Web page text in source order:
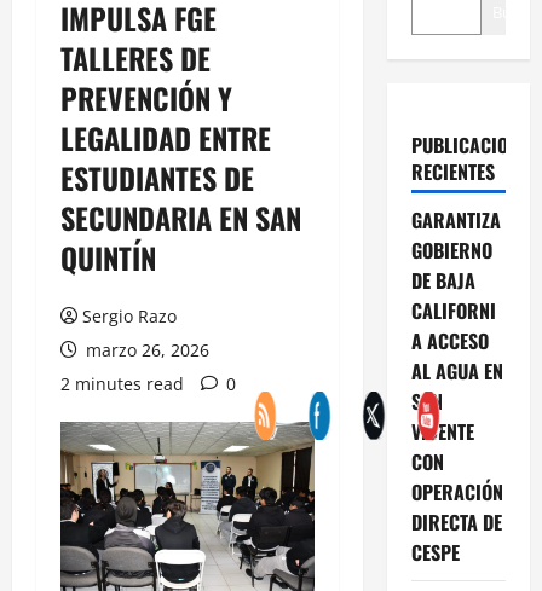
IMPULSA FGE
TALLERES DE
PREVENCIÓN Y
LEGALIDAD ENTRE
ESTUDIANTES DE
SECUNDARIA EN SAN
QUINTÍN
Sergio Razo
marzo 26, 2026
2 minutes read
0
PUBLICACIONES
RECIENTES
GARANTIZA
GOBIERNO
DE BAJA
CALIFORNI
A ACCESO
AL AGUA EN
SAN
VICENTE
CON
OPERACIÓN
DIRECTA DE
CESPE